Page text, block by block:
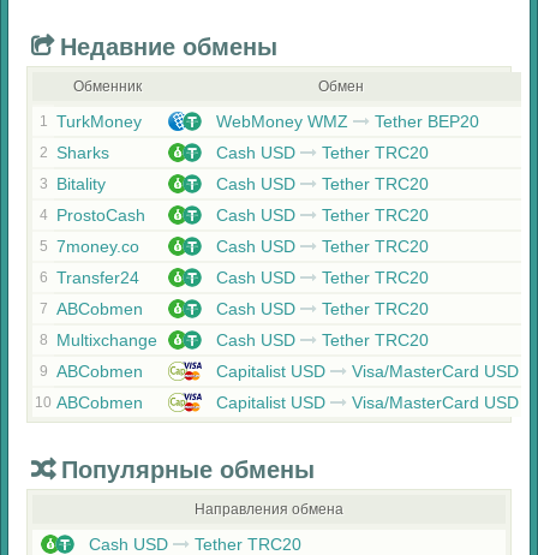
Недавние обмены
Обменник Обмен
1 TurkMoney WebMoney WMZ Tether BEP20
2 Sharks Cash USD Tether TRC20
3 Bitality Cash USD Tether TRC20
4 ProstoCash Cash USD Tether TRC20
5 7money.co Cash USD Tether TRC20
6 Transfer24 Cash USD Tether TRC20
7 ABCobmen Cash USD Tether TRC20
8 Multixchange Cash USD Tether TRC20
9 ABCobmen Capitalist USD Visa/MasterCard USD
10 ABCobmen Capitalist USD Visa/MasterCard USD
Популярные обмены
Направления обмена
Cash USD
Tether TRC20